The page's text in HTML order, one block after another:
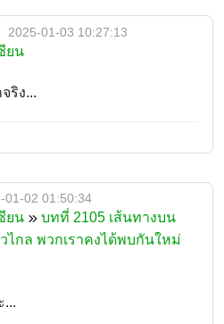
2025-01-03 10:27:13
ยน
ริง...
01-02 01:50:34
ยน
บทที่ 2105 เส้นทางบน
ไกล พวกเราคงได้พบกันใหม่